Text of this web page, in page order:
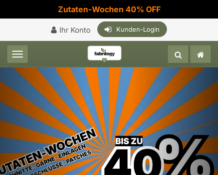
Zutaten-Wochen 40% OFF
Ihr Konto Kunden-Login
Toggle navigation